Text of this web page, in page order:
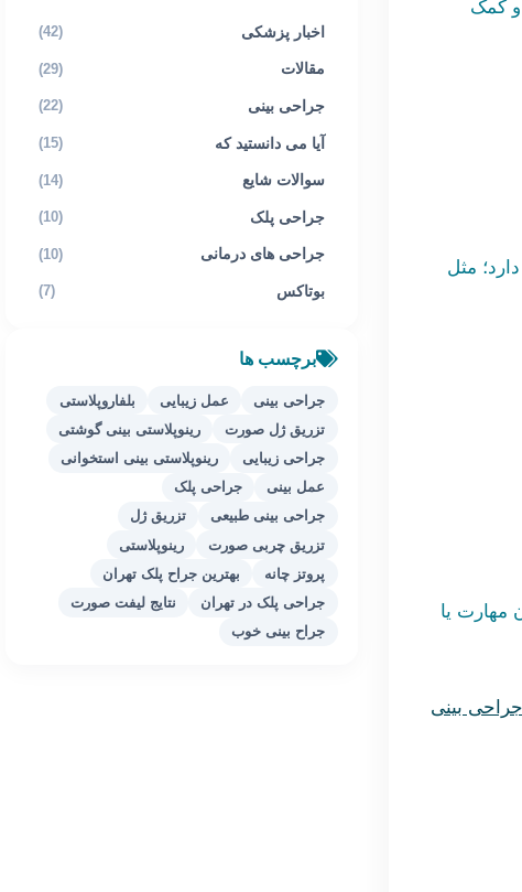
و کمک
مثل
مهارت یا
جراحی بینی
اخبار پزشکی (42)
مقالات (29)
جراحی بینی (22)
آیا می دانستید که (15)
سوالات شایع (14)
جراحی پلک (10)
جراحی های درمانی (10)
بوتاکس (7)
برچسب ها
جراحی بینی عمل زیبایی
بلفاروپلاستی
تزریق ژل صورت
رینوپلاستی بینی گوشتی
جراحی زیبایی
رینوپلاستی بینی استخوانی
عمل بینی
جراحی پلک
جراحی بینی طبیعی
تزریق ژل
تزریق چربی صورت
رینوپلاستی
پروتز چانه
بهترین جراح پلک تهران
جراحی پلک در تهران
نتایج لیفت صورت
جراح بینی خوب